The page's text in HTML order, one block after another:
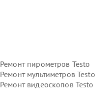
Ремонт пирометров Testo
Ремонт мультиметров Testo
Ремонт видеоскопов Testo